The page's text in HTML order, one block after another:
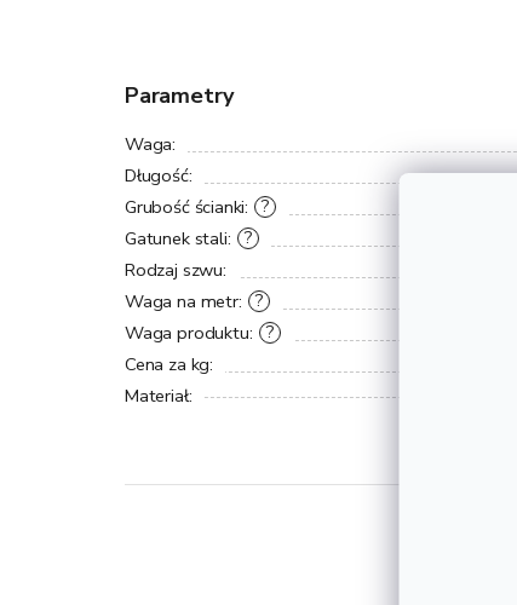
Parametry
Waga:
Długość:
?
Grubość ścianki:
?
Gatunek stali:
Rodzaj szwu:
?
Waga na metr:
?
Waga produktu:
Cena za kg:
Materiał: